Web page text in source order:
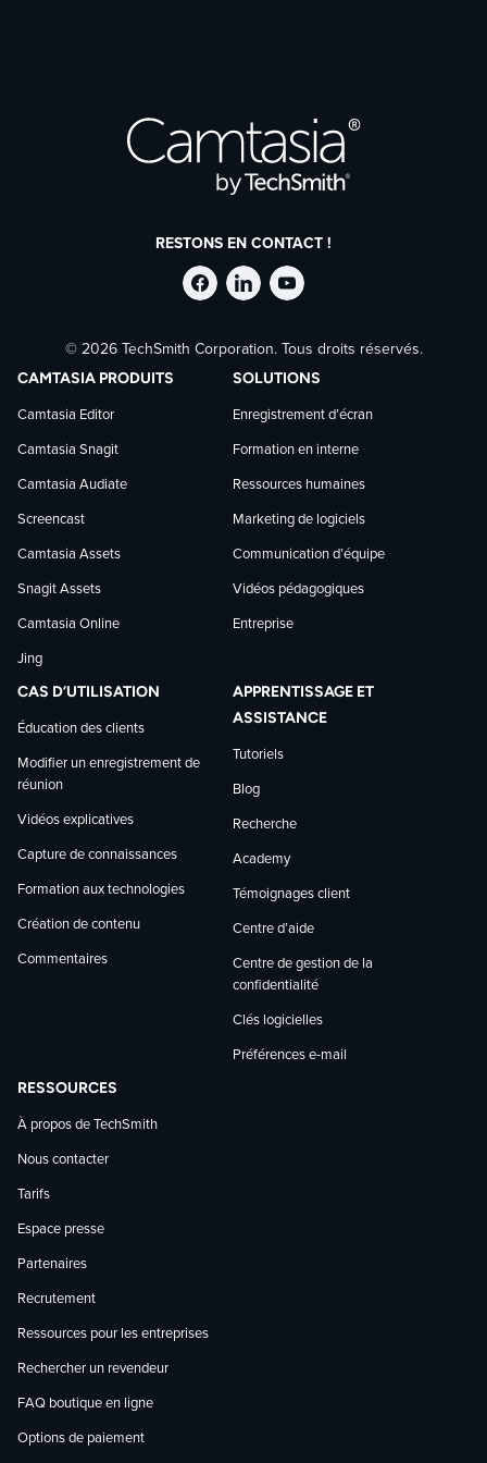
RESTONS EN CONTACT !
Suivre
TechSmith
sur
Facebook
Suivre
TechSmith
sur
LinkedIn
Suivre
TechSmith
sur
YouTube
© 2026 TechSmith Corporation. Tous droits réservés.
CAMTASIA PRODUITS
Camtasia Editor
Camtasia Snagit
Camtasia Audiate
Screencast
Camtasia Assets
Snagit Assets
Camtasia Online
Jing
SOLUTIONS
Enregistrement d’écran
Formation en interne
Ressources humaines
Marketing de logiciels
Communication d’équipe
Vidéos pédagogiques
Entreprise
CAS D’UTILISATION
Éducation des clients
Modifier un enregistrement de
réunion
Vidéos explicatives
Capture de connaissances
Formation aux technologies
Création de contenu
Commentaires
APPRENTISSAGE ET
ASSISTANCE
Tutoriels
Blog
Recherche
Academy
Témoignages client
Centre d’aide
Centre de gestion de la
confidentialité
Clés logicielles
Préférences e-mail
RESSOURCES
À propos de TechSmith
Nous contacter
Tarifs
Espace presse
Partenaires
Recrutement
Ressources pour les entreprises
Rechercher un revendeur
FAQ boutique en ligne
Options de paiement